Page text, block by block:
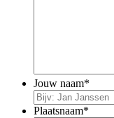
Jouw naam*
Plaatsnaam*